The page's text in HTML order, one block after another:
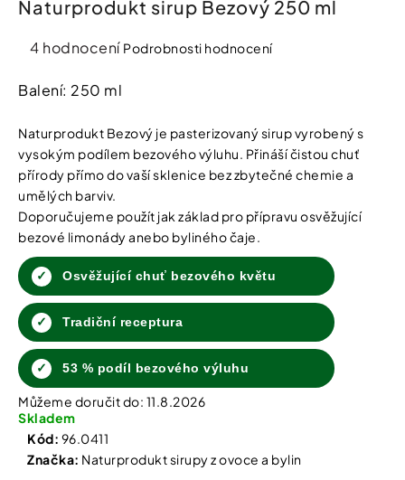
Kosmetické
pomůcky
Zdravotnické
prostředky
Péče
o
děti
Domácnost
Pro
koho
Vybírejte
podle
potřeby
Průměrné
produktu
4,5
z
5
hvězdiček.
4 hodnocení Podrobnosti hodnocení
Naturprodukt sirup Bezový 250 ml
Balení: 250 ml
Naturprodukt Bezový je pasterizovaný sirup vyrobený s
vysokým podílem bezového výluhu. Přináší čistou chuť
přírody přímo do vaší sklenice bez zbytečné chemie a
umělých barviv.
Doporučujeme použít jak základ pro přípravu osvěžující
bezové limonády anebo byliného čaje.
Osvěžující chuť bezového květu
Tradiční receptura
53 % podíl bezového výluhu
Můžeme doručit do: 11.8.2026
Skladem
Kód: 96.0411
Značka: Naturprodukt sirupy z ovoce a bylin
í
HLEDAT
D
o
p
o
r
u
č
u
j
e
m
e
PŘÍRODNÍ
MÝDLO